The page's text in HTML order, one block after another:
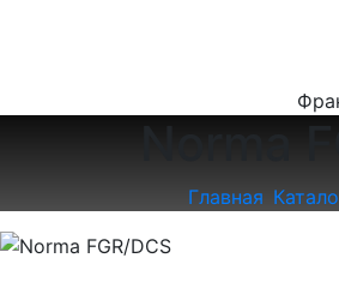
Norma
Главная